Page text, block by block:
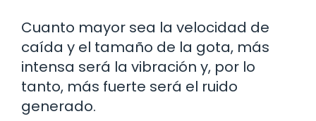
Cuanto mayor sea la velocidad de
caída y el tamaño de la gota, más
intensa será la vibración y, por lo
tanto, más fuerte será el ruido
generado.